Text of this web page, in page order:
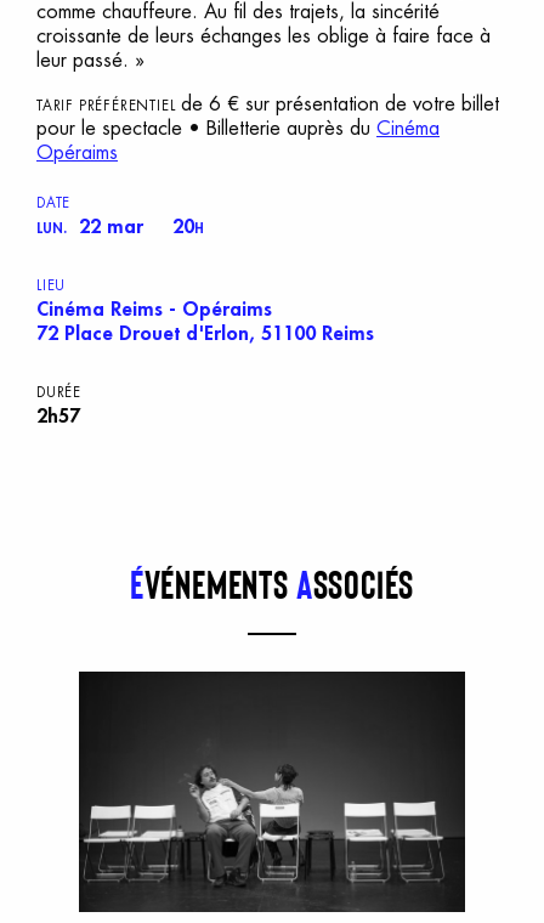
comme chauffeure. Au fil des trajets, la sincérité
croissante de leurs échanges les oblige à faire face à
leur passé. »
TARIF PRÉFÉRENTIEL
de 6 € sur présentation de votre billet
pour le spectacle • Billetterie auprès du Cinéma
Opéraims
DATE
LUN.
22 mar 20H
LIEU
Cinéma Reims - Opéraims
72 Place Drouet d'Erlon, 51100 Reims
DURÉE
2h57
Événementsassociés